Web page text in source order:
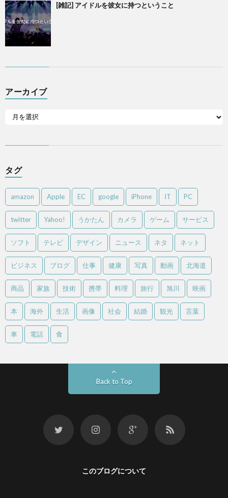
[雑記] アイドルを彼女に持つということ
アーカイブ
タグ
amazon Apple EC google iPhone IT PC
twitter Yahoo! うかたん カメラ ゲーム サービス
ソフト テレビ デザイン ニュース ネタ ネット
ビジネス ブログ 仕事 健康 写真 動画 北海道
商品 家族 技術 携帯 料理 旅行 旭川 映画
本 海外 生活 画像 社会 結婚 観光 言葉
車 電話 食
Back to Top
このブログについて